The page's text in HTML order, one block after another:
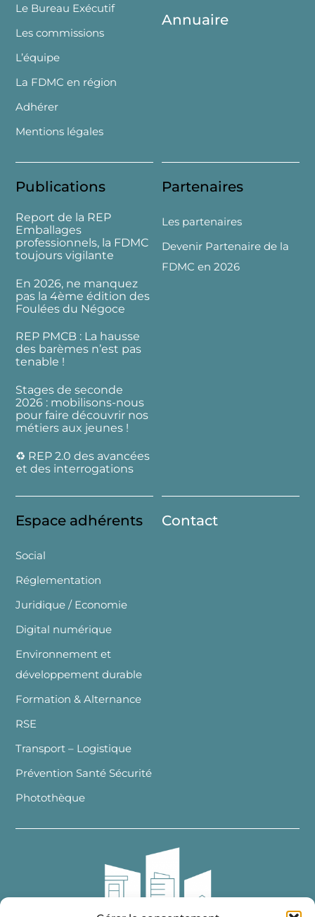
Le Bureau Exécutif
Les commissions
L’équipe
La FDMC en région
Adhérer
Mentions légales
Annuaire
Publications
Report de la REP
Emballages
professionnels, la FDMC
toujours vigilante
En 2026, ne manquez
pas la 4ème édition des
Foulées du Négoce
REP PMCB : La hausse
des barèmes n’est pas
tenable !
Stages de seconde
2026 : mobilisons-nous
pour faire découvrir nos
métiers aux jeunes !
♻️ REP 2.0 des avancées
et des interrogations
Partenaires
Les partenaires
Devenir Partenaire de la
FDMC en 2026
Espace adhérents
Social
Réglementation
Juridique / Economie
Digital numérique
Environnement et
développement durable
Formation & Alternance
RSE
Transport – Logistique
Prévention Santé Sécurité
Photothèque
Contact